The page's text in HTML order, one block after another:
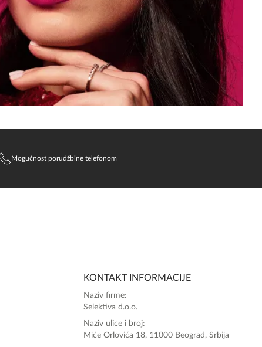
Mogućnost porudžbine telefonom
KONTAKT INFORMACIJE
Naziv firme:
Selektiva d.o.o.
Naziv ulice i broj:
Miće Orlovića 18, 11000 Beograd, Srbija
Zdravo, tu sam da Vam pomognem da
poručite svoj omiljeni parfem danas ali i za